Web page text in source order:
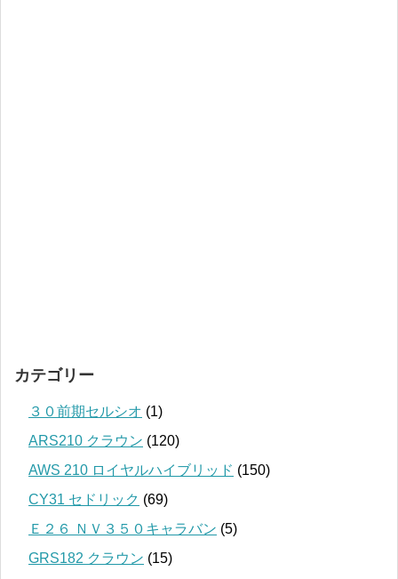
カテゴリー
３０前期セルシオ (1)
ARS210 クラウン (120)
AWS 210 ロイヤルハイブリッド (150)
CY31 セドリック (69)
Ｅ２６ ＮＶ３５０キャラバン (5)
GRS182 クラウン (15)